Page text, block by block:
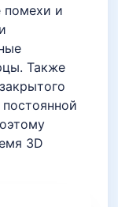
помехи и
Также
3D